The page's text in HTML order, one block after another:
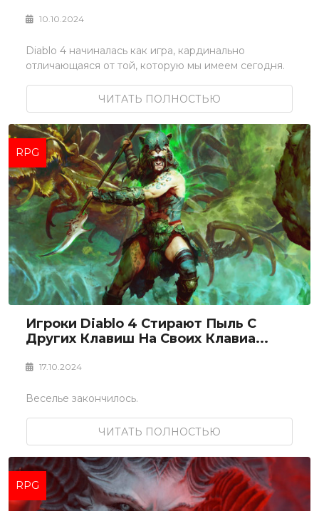
10.10.2024
Diablo 4 начиналась как игра, кардинально
отличающаяся от той, которую мы имеем сегодня.
ЧИТАТЬ ПОЛНОСТЬЮ
RPG
Игроки Diablo 4 Стирают Пыль С
Других Клавиш На Своих Клавиа...
17.10.2024
Веселье закончилось.
ЧИТАТЬ ПОЛНОСТЬЮ
RPG